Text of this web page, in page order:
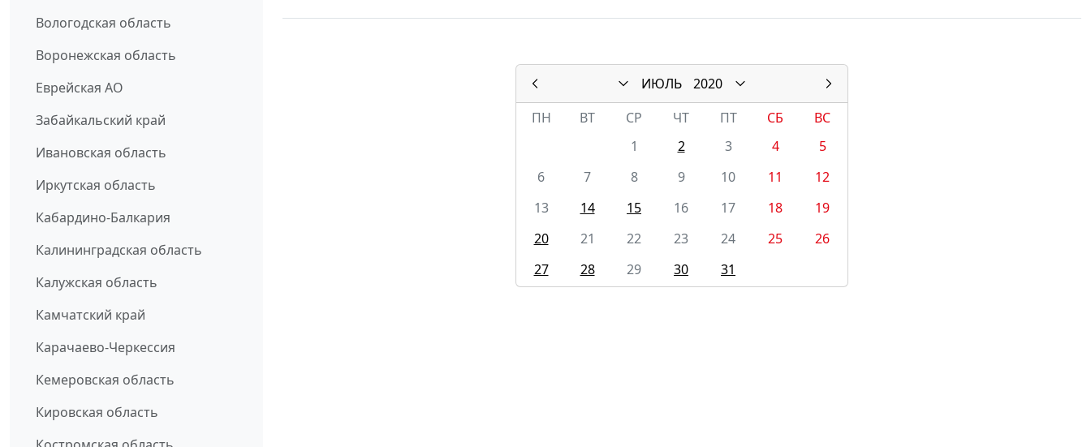
Вологодская область
Воронежская область
Еврейская АО
Забайкальский край
Ивановская область
Иркутская область
Кабардино-Балкария
Калининградская область
Калужская область
Камчатский край
Карачаево-Черкессия
Кемеровская область
Кировская область
ИЮЛЬ
2020
ПН
ВТ СР ЧТ ПТ СБ
ВС
1
2 3 4
5
6
7 8 9 10 11
12
13
14 15 16 17 18
19
20
21 22 23 24 25
26
27
28 29 30 31